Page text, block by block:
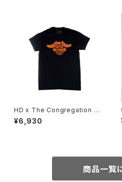
HD x The Congregation Sh
ow 2025 Tee - Black
¥6,930
商品一覧